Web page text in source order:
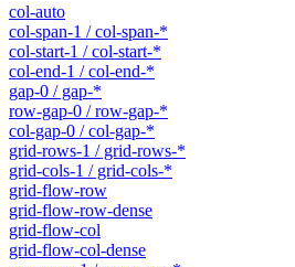
col-auto
col-span-1 / col-span-*
col-start-1 / col-start-*
col-end-1 / col-end-*
gap-0 / gap-*
row-gap-0 / row-gap-*
col-gap-0 / col-gap-*
grid-rows-1 / grid-rows-*
grid-cols-1 / grid-cols-*
grid-flow-row
grid-flow-row-dense
grid-flow-col
grid-flow-col-dense